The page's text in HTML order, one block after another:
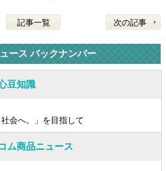
記事一覧 次の記事
ース バックナンバー
豆知識
会へ。」を目指して
ム商品ニュース